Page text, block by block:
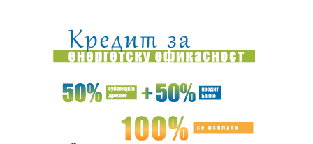
00:33:Dogodilo se na današnji datum, 12. maj
00:33:Audi Q9: Prvi pogled u unutrašnjost
Tramp odbio iranski predlog, berze odmah potonule!